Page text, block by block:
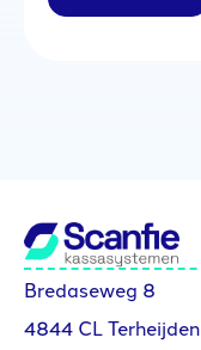
Bredaseweg 8
4844 CL Terheijden